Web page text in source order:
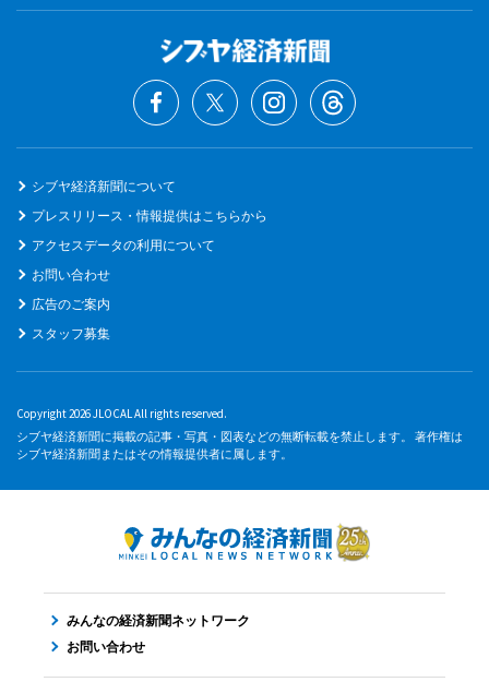
シブヤ経済新聞について
プレスリリース・情報提供はこちらから
アクセスデータの利用について
お問い合わせ
広告のご案内
スタッフ募集
Copyright 2026 JLOCAL All rights reserved.
シブヤ経済新聞に掲載の記事・写真・図表などの無断転載を禁止します。 著作権は
シブヤ経済新聞またはその情報提供者に属します。
みんなの経済新聞ネットワーク
お問い合わせ